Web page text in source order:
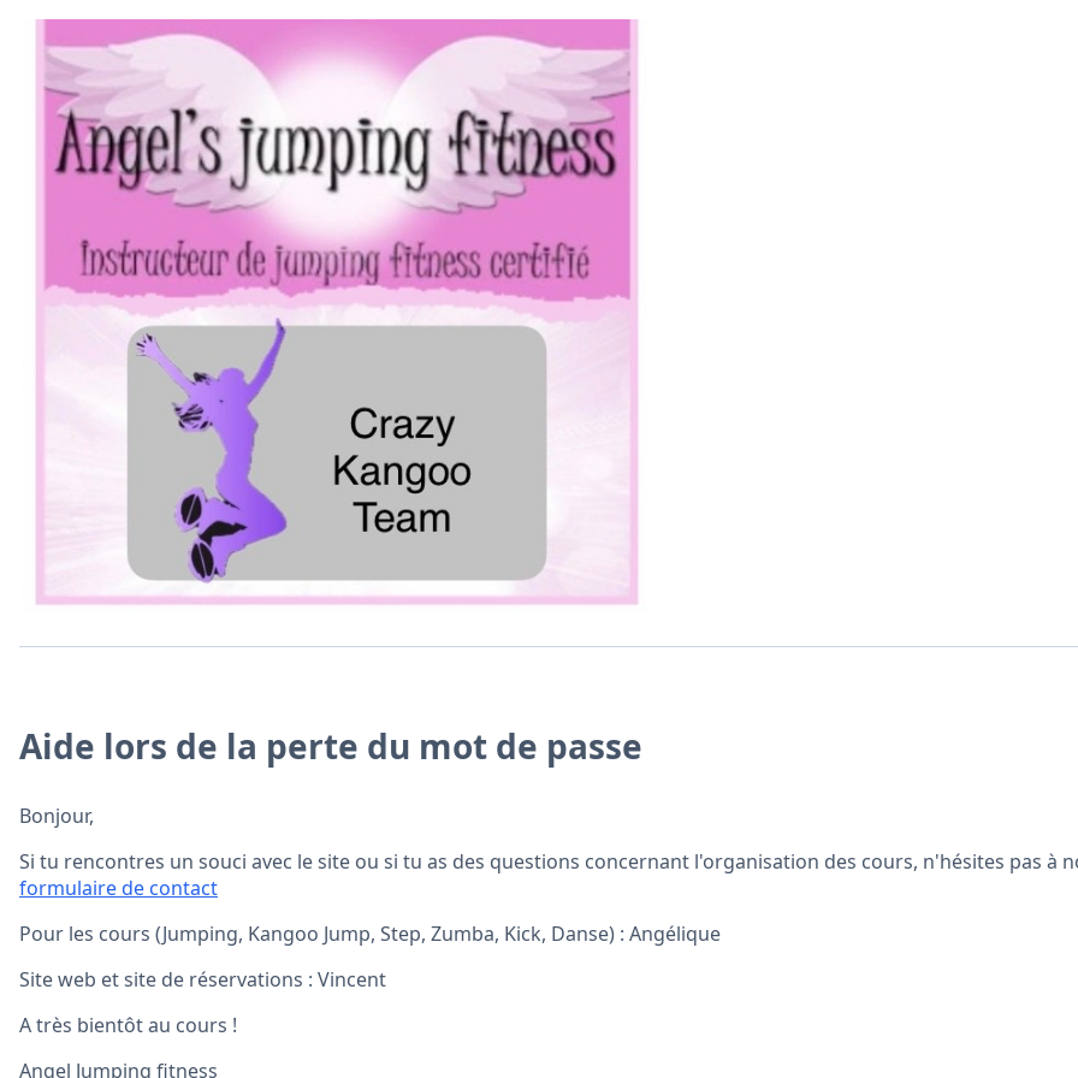
Aide lors de la perte du mot de passe
Bonjour,
Si tu rencontres un souci avec le site ou si tu as des questions concernant l'organisation des cours, n'hésites pas à
formulaire de contact
Pour les cours (Jumping, Kangoo Jump, Step, Zumba, Kick, Danse) : Angélique
Site web et site de réservations : Vincent
A très bientôt au cours !
Angel Jumping fitness